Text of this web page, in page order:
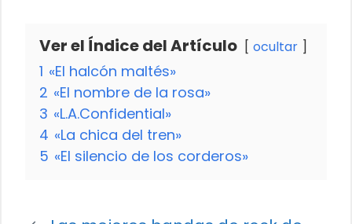
Ver el Índice del Artículo ocultar
1 «El halcón maltés»
2 «El nombre de la rosa»
3 «L.A.Confidential»
4 «La chica del tren»
5 «El silencio de los corderos»